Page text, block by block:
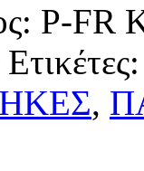
P-FR
,